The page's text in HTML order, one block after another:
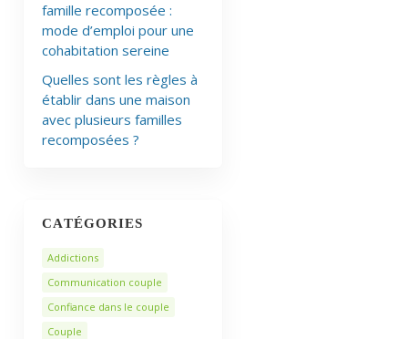
famille recomposée :
mode d’emploi pour une
cohabitation sereine
Quelles sont les règles à
établir dans une maison
avec plusieurs familles
recomposées ?
CATÉGORIES
Addictions
Communication couple
Confiance dans le couple
Couple